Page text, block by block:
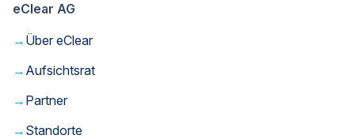
Aktionen, Fachbeiträgen, Veranstaltungs- und
jederzeit für die Zukunft möglich. Weitere
Informationen können Sie unserer
Datenschutzerklärung
eClear AG
→ Über eClear
→ Aufsichtsrat
→ Partner
→ Standorte